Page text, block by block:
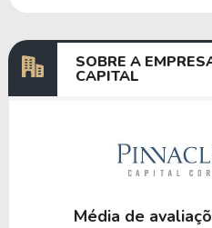
SOBRE A
CAPITAL
Média de